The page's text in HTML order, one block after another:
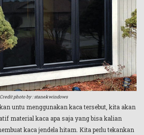
Credit photo by : stanekwindows
untu menggunakan kaca tersebut, kita akan
material kaca apa saja yang bisa kalian
kaca jendela hitam. Kita perlu tekankan